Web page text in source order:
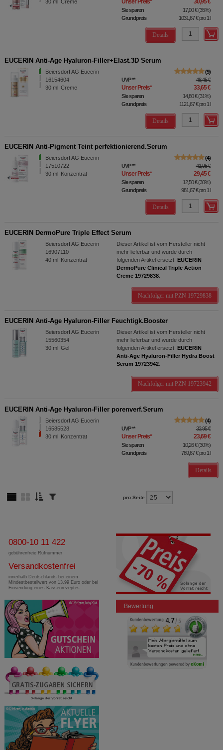
30 ml Creme
Sie sparen 17,00 €(35%)
Grundpreis
1031,67 €pro 1 l
Details
EUCERIN Anti-Age Hyaluron-Filler+Elast.3D Serum
Beiersdorf AG Eucerin
16154604
30 ml Creme
9
UVP** 48,45 €
Unser Preis* 33,65 €
Sie sparen 14,80 €(31%)
Grundpreis
1121,67 €pro 1 l
Details
EUCERIN Anti-Pigment Teint perfektionierend.Serum
Beiersdorf AG Eucerin
17510722
30 ml Konzentrat
4
UVP** 41,95 €
Unser Preis* 29,45 €
Sie sparen 12,50 €(30%)
Grundpreis
981,67 €pro 1 l
Details
EUCERIN DermoPure Triple Effect Serum
Beiersdorf AG Eucerin
16907110
40 ml Konzentrat
Dieser Artikel ist vom Hersteller nicht
mehr lieferbar und wurde durch
folgenden Artikel ersetzt: EUCERIN
DermoPure Clinical Triple Action
Creme 19729838.
Nachfolger mit PZN 19729838
EUCERIN Anti-Age Hyaluron-Filler Feuchtigk.Booster
Beiersdorf AG Eucerin
15560354
30 ml Gel
Dieser Artikel ist vom Hersteller nicht
mehr lieferbar und wurde durch
folgenden Artikel ersetzt: EUCERIN
Anti-Age Hyaluron-Filler Hydra Boost
Serum 19723942.
Nachfolger mit PZN 19723942
EUCERIN Anti-Age Hyaluron-Filler porenverf.Serum
Beiersdorf AG Eucerin
16585528
30 ml Konzentrat
4
UVP** 33,95 €
Unser Preis* 23,69 €
Sie sparen 10,26 €(30%)
Grundpreis
789,67 €pro 1 l
Details
pro Seite
0800-10 11 422
gebührenfreie Rufnummer
Versandkostenfrei
innerhalb Deutschlands bei einem
Mindestbestellwert von 13,99 Euro oder bei
Einsendung eines Kassenrezeptes
Bewertung